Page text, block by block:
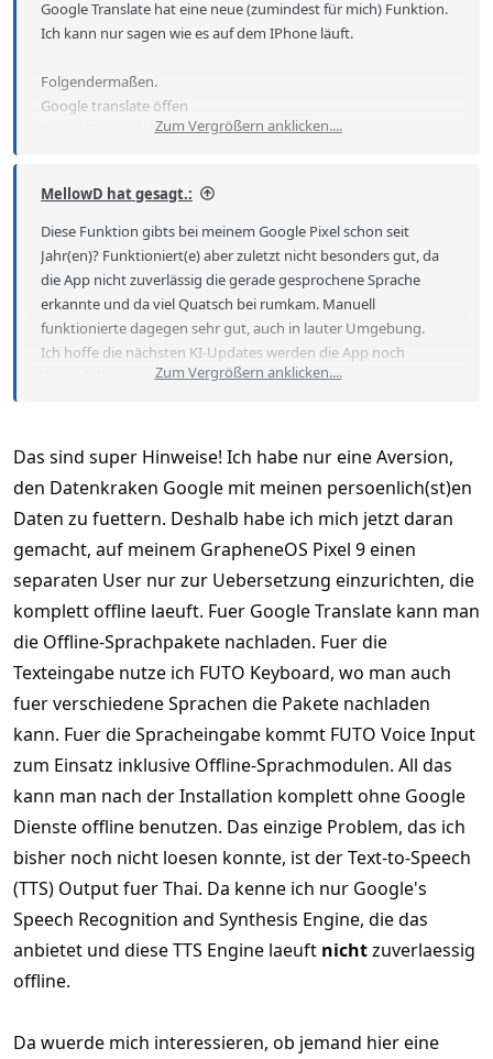
Google Translate hat eine neue (zumindest für mich) Funktion.
Ich kann nur sagen wie es auf dem IPhone läuft.
Folgendermaßen.
Google translate öffen
Unten links auf Unterhaltung klicken
Jetzt kann man die zwei vorher ausgewählten Sprachen nutzen
und Thai wird unterstützt. Man kann jetzt auf Deutsch
sprechen, das iPhone nimmt alles auf und eine Sekunde später
kommt die Übersetzung ausgesprochen. Alles funktioniert
ohne extra Hardware. Man kann unten klicken wer bzw. welche
Sprache gesprochen wird. Funktioniert auch mit meinen
einfachen Bluetooth Kopfhörer.
Zum Vergrößern anklicken....
MellowD hat gesagt.:
Diese Funktion gibts bei meinem Google Pixel schon seit
Jahr(en)? Funktioniert(e) aber zuletzt nicht besonders gut, da
die App nicht zuverlässig die gerade gesprochene Sprache
erkannte und da viel Quatsch bei rumkam. Manuell
funktionierte dagegen sehr gut, auch in lauter Umgebung.
Ich hoffe die nächsten KI-Updates werden die App noch
deutlich besser machenZum Vergrößern anklicken....
Das sind super Hinweise! Ich habe nur eine Aversion,
den Datenkraken Google mit meinen persoenlich(st)en
Daten zu fuettern. Deshalb habe ich mich jetzt daran
gemacht, auf meinem GrapheneOS Pixel 9 einen
separaten User nur zur Uebersetzung einzurichten, die
komplett offline laeuft. Fuer Google Translate kann man
die Offline-Sprachpakete nachladen. Fuer die
Texteingabe nutze ich FUTO Keyboard, wo man auch
fuer verschiedene Sprachen die Pakete nachladen
kann. Fuer die Spracheingabe kommt FUTO Voice Input
zum Einsatz inklusive Offline-Sprachmodulen. All das
kann man nach der Installation komplett ohne Google
Dienste offline benutzen. Das einzige Problem, das ich
bisher noch nicht loesen konnte, ist der Text-to-Speech
(TTS) Output fuer Thai. Da kenne ich nur Google's
Speech Recognition and Synthesis Engine, die das
anbietet und diese TTS Engine laeuft nichtzuverlaessig
offline.
Da wuerde mich interessieren, ob jemand hier eine